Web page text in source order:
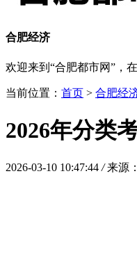
合肥经济
欢迎来到“合肥都市网”，
当前位置： 首页 > 合肥经
2026年分类
2026-03-10 10:47:44/ 来源